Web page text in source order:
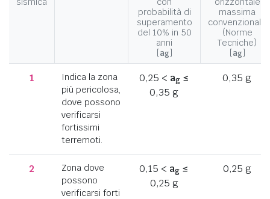
probabilità di
superamento
del 10% in 50
anni
[ag]
massima
convenzionale
(Norme
Tecniche)
[ag]
1
Indica la zona
più pericolosa,
dove possono
verificarsi
fortissimi
terremoti.
0,25 < ag≤
0,35 g
0,35 g
2
Zona dove
possono
verificarsi forti
0,15 < ag ≤
0,25 g
0,25 g